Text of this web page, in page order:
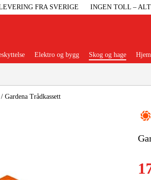
FRA SVERIGE INGEN TOLL –
Populære kategorier
Maskiner
Elektro og bygg Skog og hage
/ Gardena Trådkassett